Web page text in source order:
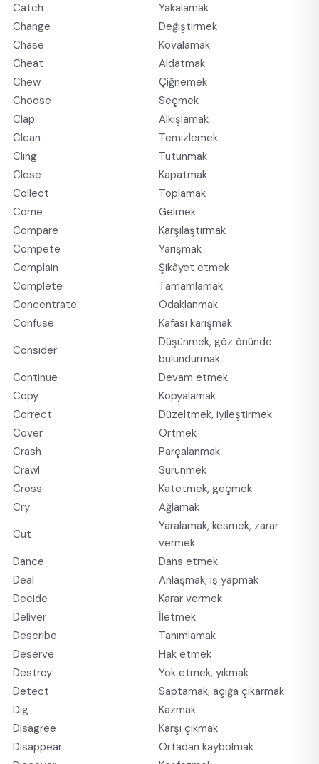
Catch
Yakalamak
Change
Değiştirmek
Chase
Kovalamak
Cheat
Aldatmak
Chew
Çiğnemek
Choose
Seçmek
Clap
Alkışlamak
Clean
Temizlemek
Cling
Tutunmak
Close
Kapatmak
Collect
Toplamak
Come
Gelmek
Compare
Karşılaştırmak
Compete
Yarışmak
Complain
Şikâyet etmek
Complete
Tamamlamak
Concentrate
Odaklanmak
Confuse
Kafası karışmak
Consider
Düşünmek, göz önünde
bulundurmak
Continue
Devam etmek
Copy
Kopyalamak
Correct
Düzeltmek, iyileştirmek
Cover
Örtmek
Crash
Parçalanmak
Crawl
Sürünmek
Cross
Katetmek, geçmek
Cry
Ağlamak
Cut
Yaralamak, kesmek, zarar
vermek
Dance
Dans etmek
Deal
Anlaşmak, iş yapmak
Decide
Karar vermek
Deliver
İletmek
Describe
Tanımlamak
Deserve
Hak etmek
Destroy
Yok etmek, yıkmak
Detect
Saptamak, açığa çıkarmak
Dig
Kazmak
Disagree
Karşı çıkmak
Disappear
Ortadan kaybolmak